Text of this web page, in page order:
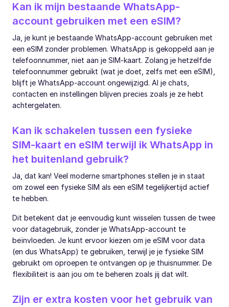
Kan ik mijn bestaande WhatsApp-
account gebruiken met een eSIM?
Ja, je kunt je bestaande WhatsApp-account gebruiken met
een eSIM zonder problemen. WhatsApp is gekoppeld aan je
telefoonnummer, niet aan je SIM-kaart. Zolang je hetzelfde
telefoonnummer gebruikt (wat je doet, zelfs met een eSIM),
blijft je WhatsApp-account ongewijzigd. Al je chats,
contacten en instellingen blijven precies zoals je ze hebt
achtergelaten.
Kan ik schakelen tussen een fysieke
SIM-kaart en eSIM terwijl ik WhatsApp in
het buitenland gebruik?
Ja, dat kan! Veel moderne smartphones stellen je in staat
om zowel een fysieke SIM als een eSIM tegelijkertijd actief
te hebben.
Dit betekent dat je eenvoudig kunt wisselen tussen de twee
voor datagebruik, zonder je WhatsApp-account te
beïnvloeden. Je kunt ervoor kiezen om je eSIM voor data
(en dus WhatsApp) te gebruiken, terwijl je je fysieke SIM
gebruikt om oproepen te ontvangen op je thuisnummer. De
flexibiliteit is aan jou om te beheren zoals jij dat wilt.
Zijn er extra kosten voor het gebruik van